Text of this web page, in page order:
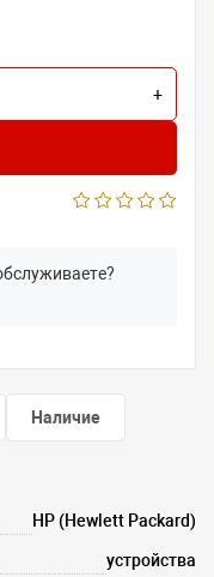
+
Наличие
HP (Hewlett Packard)
устройства